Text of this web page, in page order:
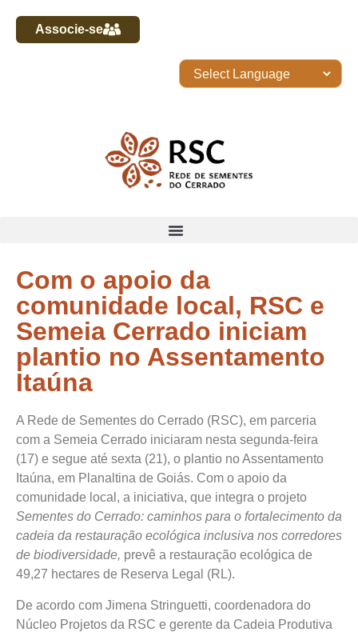
Associe-se
Com o apoio da
comunidade local, RSC e
Semeia Cerrado iniciam
plantio no Assentamento
Itaúna
A Rede de Sementes do Cerrado (RSC), em parceria
com a Semeia Cerrado iniciaram nesta segunda-feira
(17) e segue até sexta (21), o plantio no Assentamento
Itaúna, em Planaltina de Goiás. Com o apoio da
comunidade local, a iniciativa, que integra o projeto
Sementes do Cerrado: caminhos para o fortalecimento da
cadeia da restauração ecológica inclusiva nos corredores
de biodiversidade, prevê a restauração ecológica de
49,27 hectares de Reserva Legal (RL).
De acordo com Jimena Stringuetti, coordenadora do
Núcleo Projetos da RSC e gerente da Cadeia Produtiva